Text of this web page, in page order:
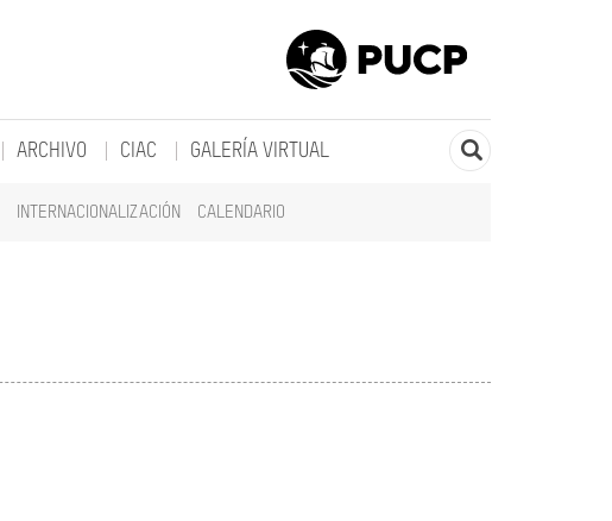
INTERNACIONALIZACIÓN CALENDARIO
ARCHIVO CIAC GALERÍA VIRTUAL